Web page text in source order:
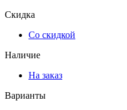
Скидка
Со скидкой
Наличие
На заказ
Варианты